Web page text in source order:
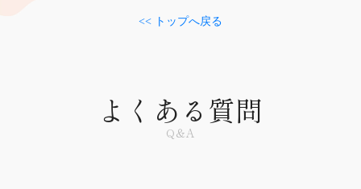
<< トップへ戻る
よくある質問
Q＆A